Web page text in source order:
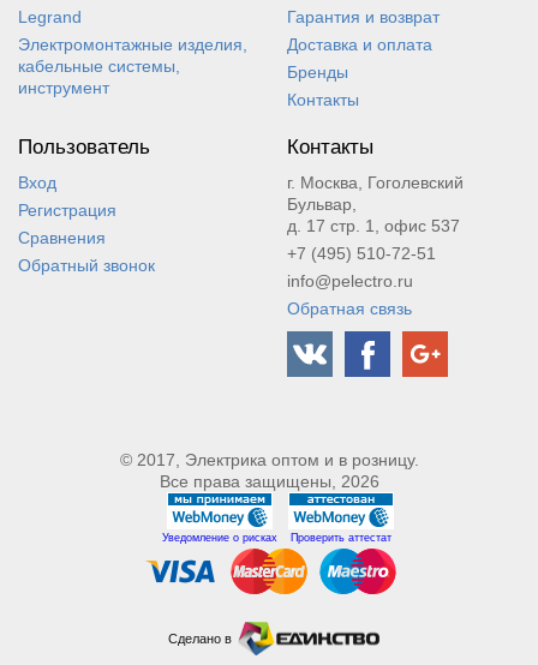
Legrand
Электромонтажные изделия,
кабельные системы,
инструмент
Гарантия и возврат
Доставка и оплата
Бренды
Контакты
Пользователь
Вход
Регистрация
Сравнения
Обратный звонок
Контакты
г. Москва, Гоголевский
Бульвар,
д. 17 стр. 1, офис 537
+7 (495) 510-72-51
info@pelectro.ru
Обратная связь
© 2017, Электрика оптом и в розницу.
Все права защищены, 2026
Уведомление о рисках Проверить аттестат
Сделано в